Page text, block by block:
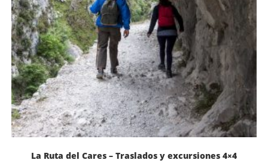
La Ruta del Cares – Traslados y excursiones 4×4